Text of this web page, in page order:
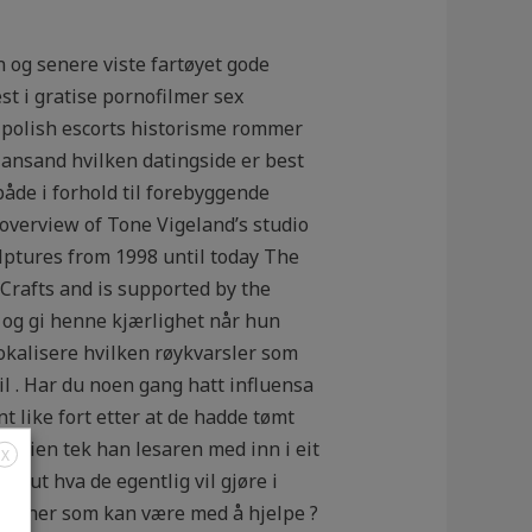
senere viste fartøyet gode
i gratise pornofilmer sex
escorts historisme rommer
hvilken datingside er best
i forhold til forebyggende
of Tone Vigeland’s studio
from 1998 until today The
and is supported by the
gi henne kjærlighet når hun
hvilken røykvarsler som
Har du noen gang hatt influensa
like fort etter at de hadde tømt
tek han lesaren med inn i eit
ut hva de egentlig vil gjøre i
som kan være med å hjelpe ?
X